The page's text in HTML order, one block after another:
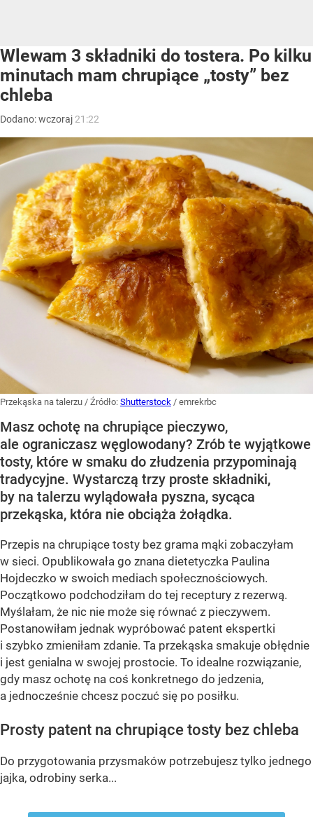
Wlewam 3 składniki do tostera. Po kilku
minutach mam chrupiące „tosty” bez
chleba
Dodano:wczoraj 21:22
Przekąska na talerzu / Źródło: Shutterstock / emrekrbc
Masz ochotę na chrupiące pieczywo,
ale ograniczasz węglowodany? Zrób te wyjątkowe
tosty, które w smaku do złudzenia przypominają
tradycyjne. Wystarczą trzy proste składniki,
by na talerzu wylądowała pyszna, sycąca
przekąska, która nie obciąża żołądka.
Przepis na chrupiące tosty bez grama mąki zobaczyłam
w sieci. Opublikowała go znana dietetyczka Paulina
Hojdeczko w swoich mediach społecznościowych.
Początkowo podchodziłam do tej receptury z rezerwą.
Myślałam, że nic nie może się równać z pieczywem.
Postanowiłam jednak wypróbować patent ekspertki
i szybko zmieniłam zdanie. Ta przekąska smakuje obłędnie
i jest genialna w swojej prostocie. To idealne rozwiązanie,
gdy masz ochotę na coś konkretnego do jedzenia,
a jednocześnie chcesz poczuć się po posiłku.
Prosty patent na chrupiące tosty bez chleba
Do przygotowania przysmaków potrzebujesz tylko jednego
jajka, odrobiny serka...